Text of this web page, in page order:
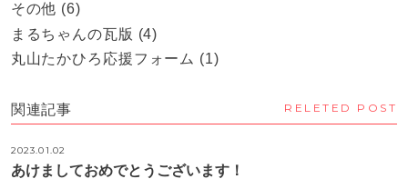
その他 (6)
まるちゃんの瓦版 (4)
丸山たかひろ応援フォーム (1)
関連記事 RELETED POST
2023.01.02
あけましておめでとうございます！